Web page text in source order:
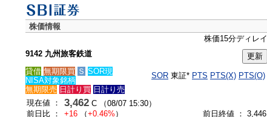
株価情報
株価15分ディレイ
9142 九州旅客鉄道
貸借 無期限買 Ｓ SOR現
NISA対象銘柄
SOR 東証* PTS PTS(X) PTS(O)
無期限売 日計り買 日計り売
現在値 ：
3,462 C （08/07 15:30）
前日比 ：
+16 （+0.46% ）
前日終値 ： 3,446